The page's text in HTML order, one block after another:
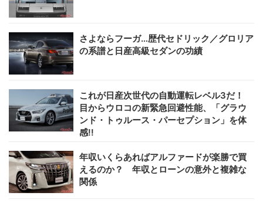
さよならフーガ…歴代セドリック／グロリア
の系譜と日産高級セダンの功績
これが日産次世代の自動運転レベル3だ！
目からウロコの新緊急回避性能、「グラウ
ンド・トゥルース・パーセプション」を体
感!!
年収いくらあればアルファードが楽勝で買
えるのか？ 年収とローンの意外と複雑な
関係